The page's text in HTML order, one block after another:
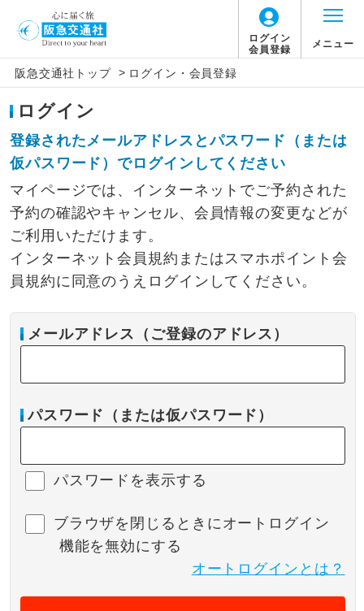
ログイン
会員登録
メニュー
阪急交通社トップ > ログイン・会員登録
ログイン
登録されたメールアドレスとパスワード（または
仮パスワード）でログインしてください
マイページでは、インターネットでご予約された
予約の確認やキャンセル、会員情報の変更などが
ご利用いただけます。
インターネット会員規約またはスマホポイント会
員規約に同意のうえログインしてください。
メールアドレス（ご登録のアドレス）
パスワード（または仮パスワード）
パスワードを表示する
ブラウザを閉じるときにオートログイン
機能を無効にする
オートログインとは？